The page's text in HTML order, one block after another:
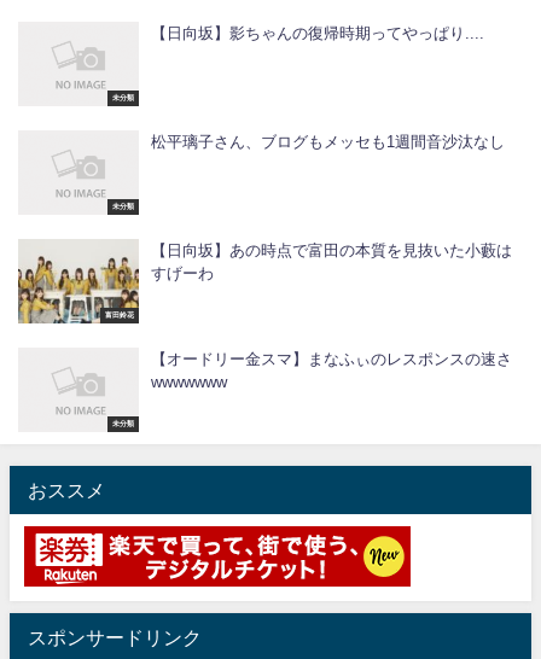
未分類
【日向坂】影ちゃんの復帰時期ってやっぱり....
未分類
松平璃子さん、ブログもメッセも1週間音沙汰なし
富田鈴花
【日向坂】あの時点で富田の本質を見抜いた小藪は
すげーわ
未分類
【オードリー金スマ】まなふぃのレスポンスの速さ
wwwwwww
おススメ
スポンサードリンク